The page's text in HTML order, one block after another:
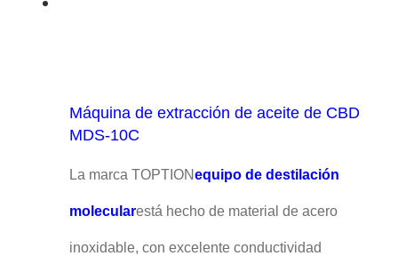
Máquina de extracción de aceite de CBD
MDS-10C
La marca TOPTIONequipo de destilación
molecularestá hecho de material de acero
inoxidable, con excelente conductividad